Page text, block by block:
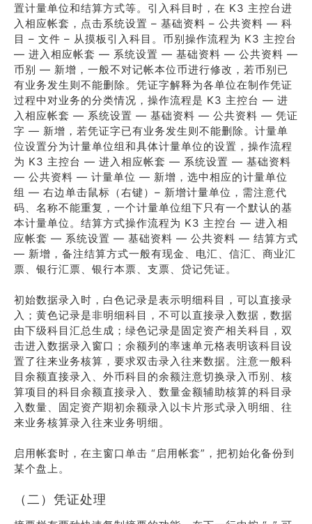
置计量单位和结算方式等。引入科目时，在 K3 主控台进
入相应帐套，点击系统设置 – 基础资料 – 公共资料 — 科
目 – 文件 – 从摸板引入科目。币别操作流程为 K3 主控台
— 进入相应帐套 — 系统设置 — 基础资料 — 公共资料 —
币别 — 新增，一般不对记帐本位币进行修改，若币别已
有业务发生则不能删除。凭证字解释为各单位在制作凭证
过程中对业务的分类情况，操作流程是 K3 主控台 — 进
入相应帐套 — 系统设置 — 基础资料 — 公共资料 — 凭证
字 — 新增，若凭证字已有业务发生则不能删除。计量单
位设置分为计量单位组和具体计量单位的设置，操作流程
为 K3 主控台 — 进入相应帐套 — 系统设置 — 基础资料
— 公共资料 — 计量单位 — 新增，选中相应的计量单位
组 — 右边单击鼠标（右键）– 新增计量单位，需注意代
码、名称不能重复，一个计量单位组下只有一个默认的基
本计量单位。结算方式操作流程为 K3 主控台 — 进入相
应帐套 — 系统设置 — 基础资料 — 公共资料 — 结算方式
— 新增，备注结算方式一般有现金、电汇、信汇、商业汇
票、银行汇票、银行本票、支票、贷记凭证。
初始数据录入时，白色记录是表示明细科目，可以直接录
入；黄色记录是非明细科目，不可以直接录入数据，数据
由下级科目汇总生成；绿色记录是固定资产相关科目，双
击进入数据录入窗口；余额列的率速单元格表明该科目设
置了往来业务核算，要求双击录入往来数据。注意一般科
目余额直接录入、外币科目的余额注意切换录入币别、核
算项目的科目余额直接录入、数量金额辅助核算的科目录
入数量、固定资产期初余额录入以卡片形式录入明细、往
来业务核算录入往来业务明细。
启用帐套时，在主窗口单击 “启用帐套”，把初始化备份到
某个盘上。
（二）凭证处理